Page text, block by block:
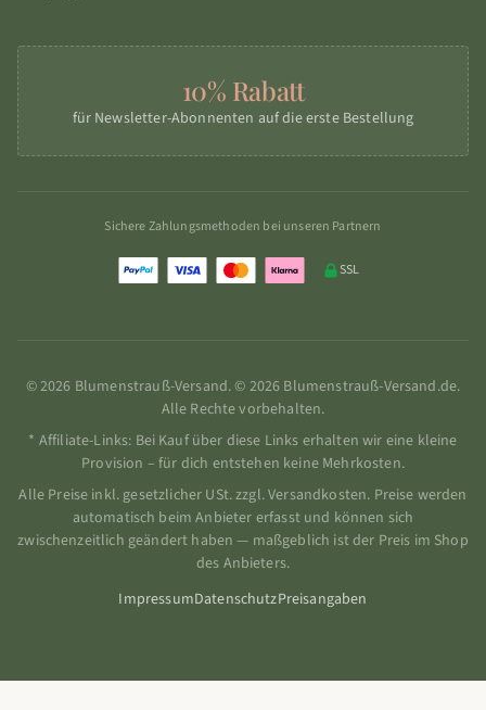
10% Rabatt
für Newsletter-Abonnenten auf die erste Bestellung
Sichere Zahlungsmethoden bei unseren Partnern
SSL
© 2026 Blumenstrauß-Versand. © 2026 Blumenstrauß-Versand.de.
Alle Rechte vorbehalten.
* Affiliate-Links: Bei Kauf über diese Links erhalten wir eine kleine
Provision – für dich entstehen keine Mehrkosten.
Alle Preise inkl. gesetzlicher USt. zzgl. Versandkosten. Preise werden
automatisch beim Anbieter erfasst und können sich
zwischenzeitlich geändert haben — maßgeblich ist der Preis im Shop
des Anbieters.
ImpressumDatenschutzPreisangaben